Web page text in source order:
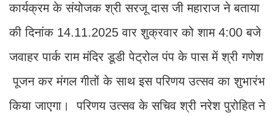
कार्यक्रम के संयोजक श्री सरजू दास जी महाराज ने बताया
की दिनांक 14.11.2025 वार शुक्रवार को शाम 4:00 बजे
जवाहर पार्क राम मंदिर डूडी पेट्रोल पंप के पास में श्री गणेश
पूजन कर मंगल गीतों के साथ इस परिणय उत्सव का शुभारंभ
किया जाएगा। परिणय उत्सव के सचिव श्री नरेश पुरोहित ने